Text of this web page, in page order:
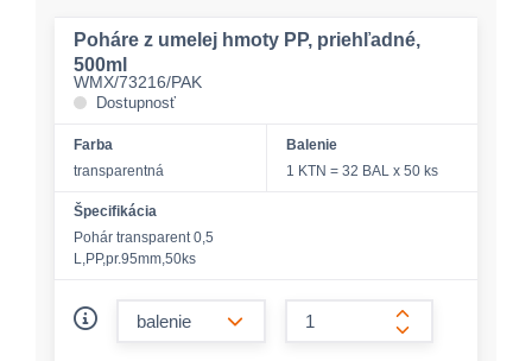
Poháre z umelej hmoty PP, priehľadné,
500ml
WMX/73216/PAK
Dostupnosť
Farba
transparentná
Balenie
1 KTN = 32 BAL x 50 ks
Špecifikácia
Pohár transparent 0,5
L,PP,pr.95mm,50ks
form.increase-